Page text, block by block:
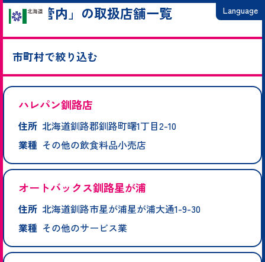
Language
繁體中文
「釧路管内」の取扱店舗一覧
市町村で絞り込む
厚岸町釧路市釧路町標茶町白糠町鶴居村弟子屈町浜中町
ハレパン釧路店
住所 北海道釧路郡釧路町曙1丁目2-10
業種 その他の飲食料品小売店
オートバックス釧路星が浦
住所 北海道釧路市星が浦星が浦大通1-9-30
業種 その他のサービス業